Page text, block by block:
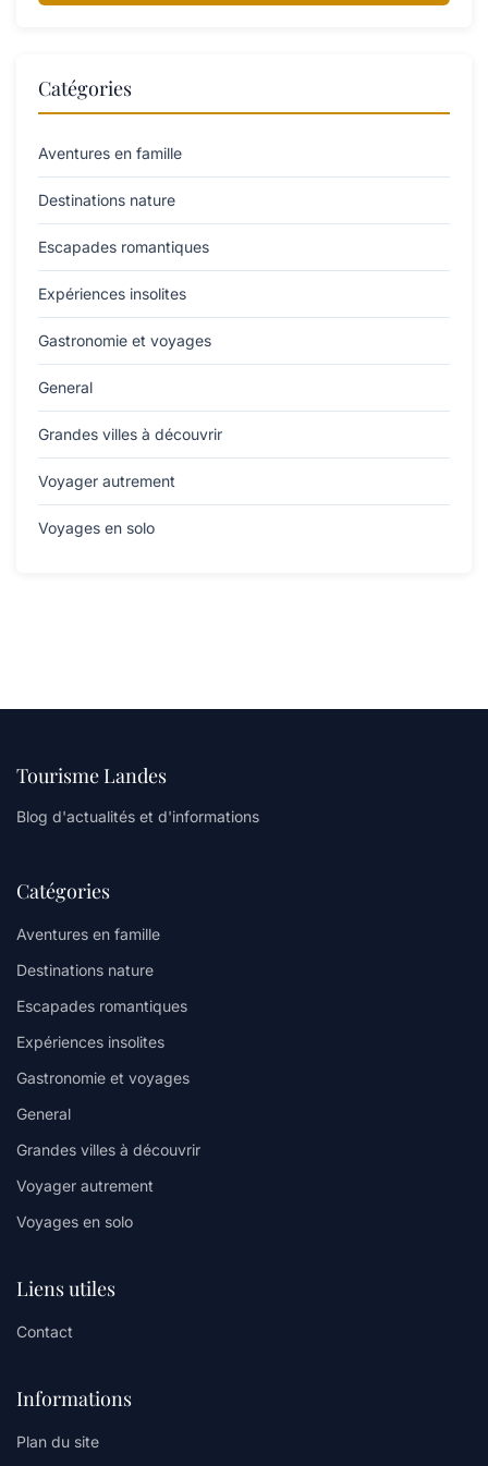
Catégories
Aventures en famille
Destinations nature
Escapades romantiques
Expériences insolites
Gastronomie et voyages
General
Grandes villes à découvrir
Voyager autrement
Voyages en solo
Tourisme Landes
Blog d'actualités et d'informations
Catégories
Aventures en famille
Destinations nature
Escapades romantiques
Expériences insolites
Gastronomie et voyages
General
Grandes villes à découvrir
Voyager autrement
Voyages en solo
Liens utiles
Contact
Informations
Plan du site